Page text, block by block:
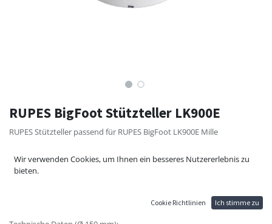
RUPES BigFoot Stützteller LK900E
RUPES Stützteller passend für RUPES BigFoot LK900E Mille
Technische Daten (Ø 125 mm):
Befestigung: Klett
Wir verwenden Cookies, um Ihnen ein besseres Nutzererlebnis zu
bieten.
Cookie Richtlinien Ich stimme zu